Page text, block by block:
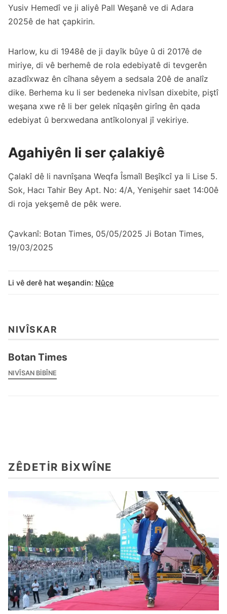
Yusiv Hemedî ve ji aliyê Pall Weşanê ve di Adara
2025ê de hat çapkirin.
Harlow, ku di 1948ê de ji dayîk bûye û di 2017ê de
miriye, di vê berhemê de rola edebiyatê di tevgerên
azadîxwaz ên cîhana sêyem a sedsala 20ê de analîz
dike. Berhema ku li ser bedeneka nivîsan dixebite, piştî
weşana xwe rê li ber gelek nîqaşên girîng ên qada
edebiyat û berxwedana antîkolonyal jî vekiriye.
Agahiyên li ser çalakiyê
Çalakî dê li navnîşana Weqfa Îsmaîl Beşîkcî ya li Lise 5.
Sok, Hacı Tahir Bey Apt. No: 4/A, Yenişehir saet 14:00ê
di roja yekşemê de pêk were.
Çavkanî: Botan Times, 05/05/2025 Ji Botan Times,
19/03/2025
Li vê derê hat weşandin: Nûçe
NIVÎSKAR
Botan Times
NIVÎSAN BIBÎNE
ZÊDETIR BIXWÎNE